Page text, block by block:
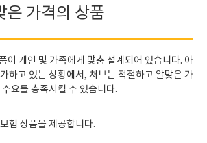
은 가격의 상품
이 개인 및 가족에게 맞춤 설계되어 있습니다. 아
하고 있는 상황에서, 처브는 적절하고 알맞은 가
요를 충족시킬 수 있습니다.
험 상품을 제공합니다.